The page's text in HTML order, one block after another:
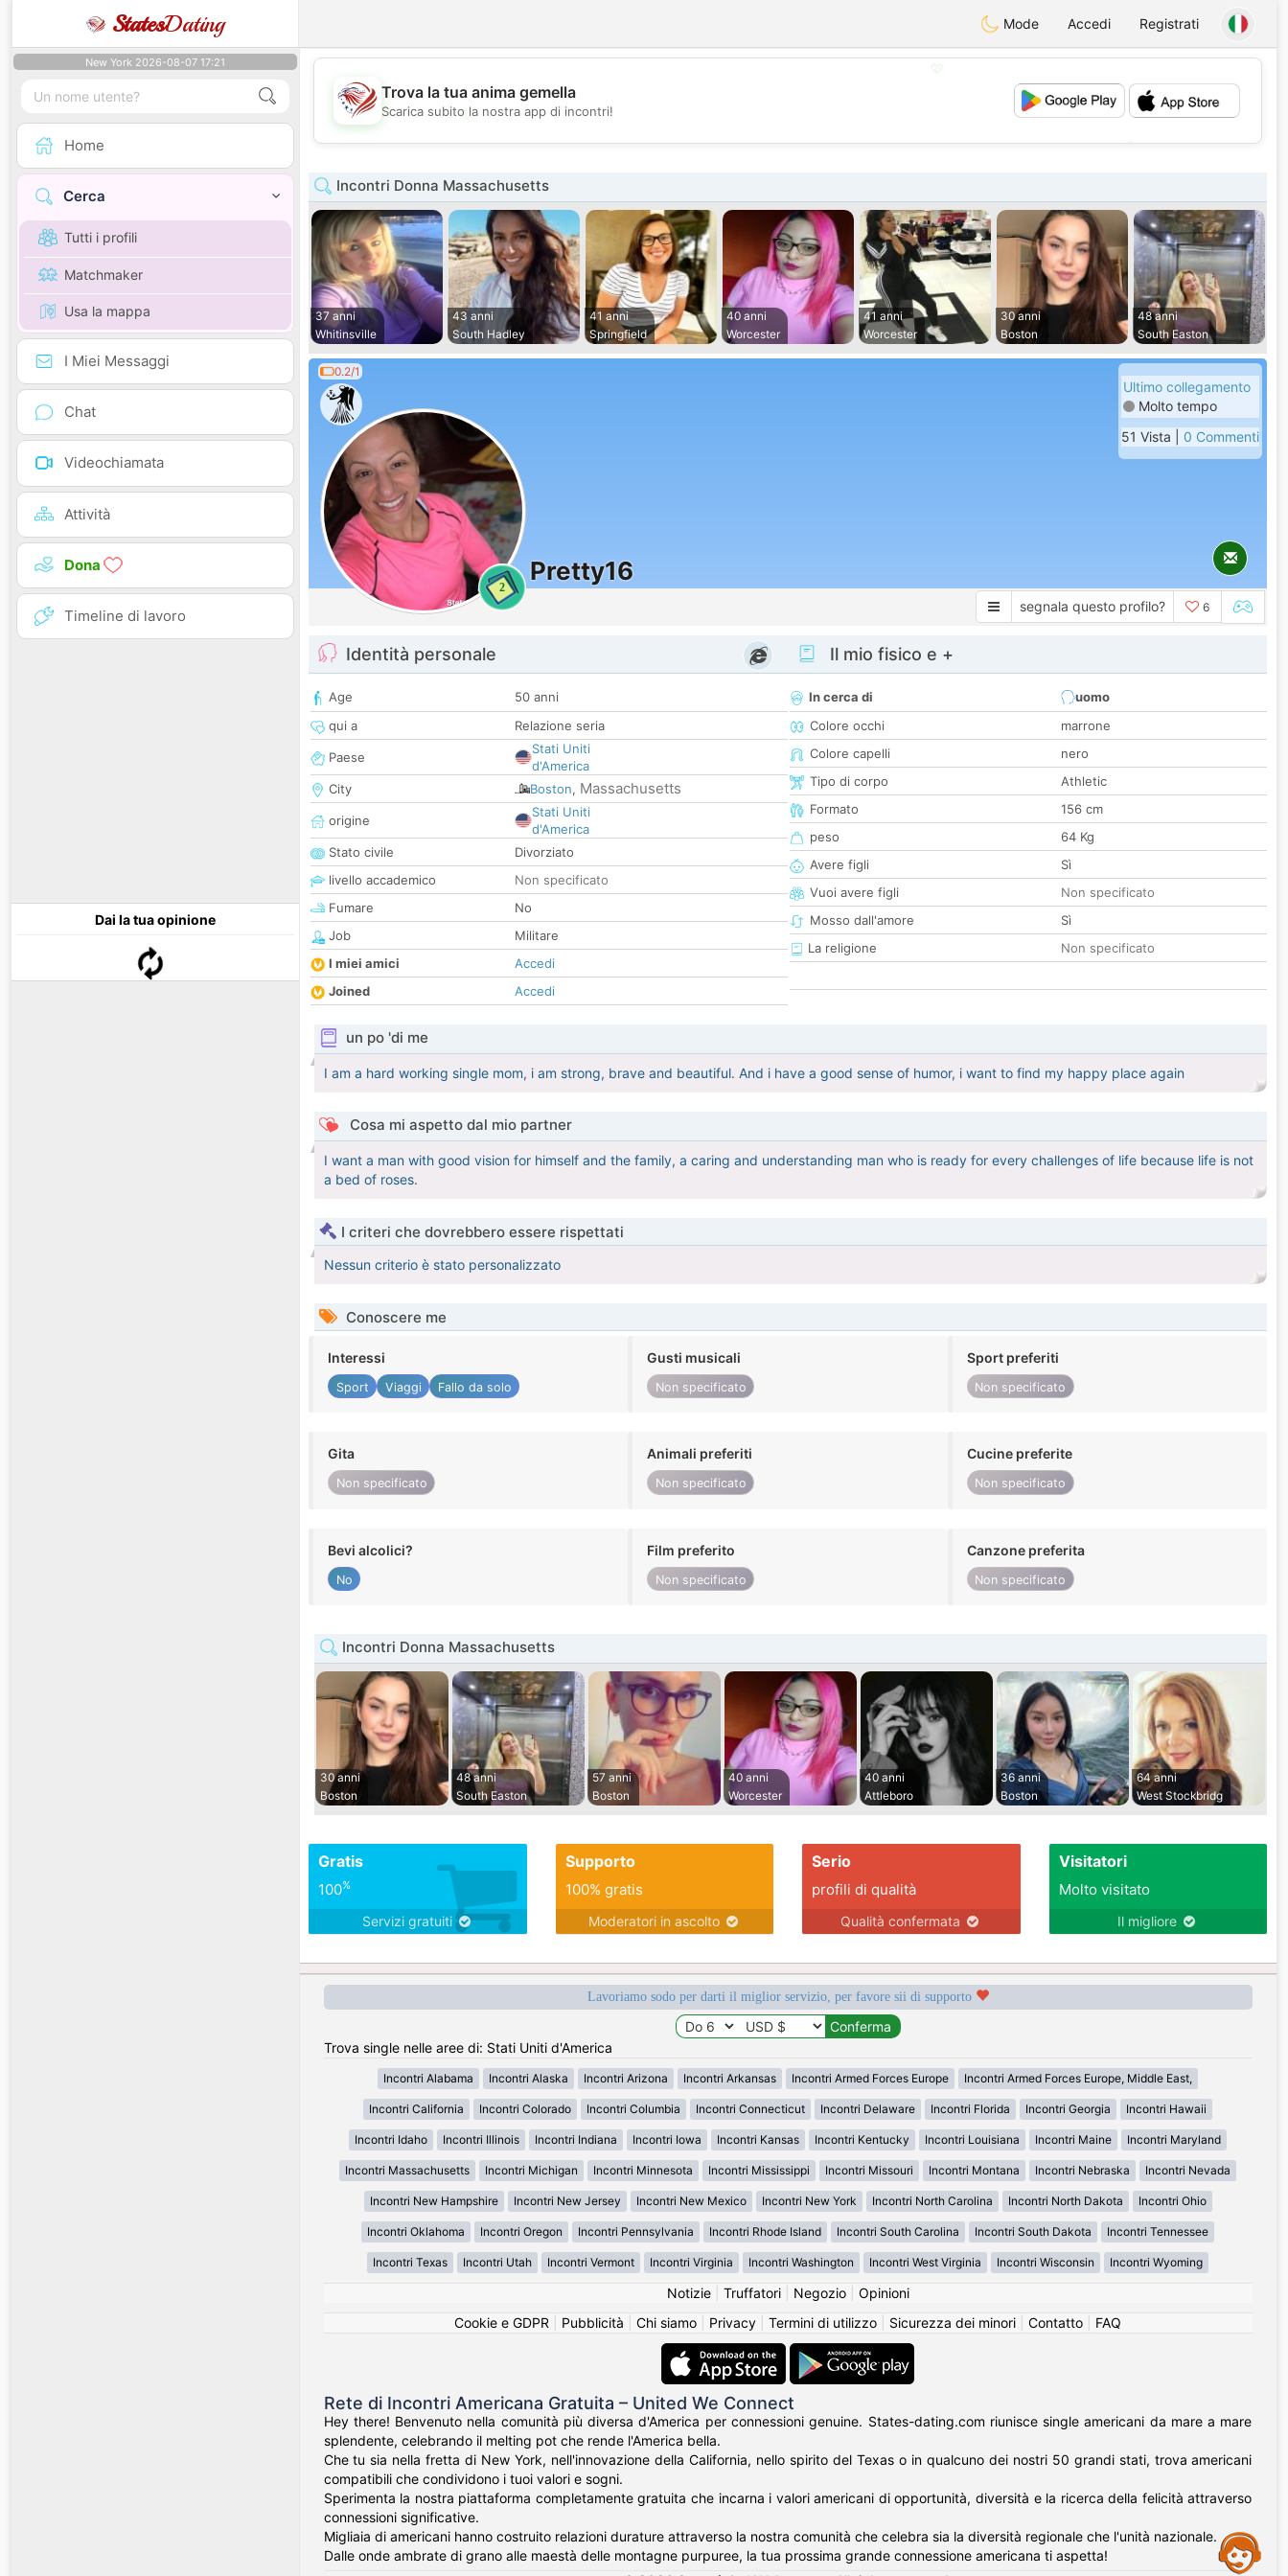
StatesDating Mode Accedi Registrati
New York 2026-08-07 17:21
Home
Cerca
Tutti i profili
Matchmaker
Usa la mappa
I Miei Messaggi
Chat
Videochiamata
Attività
Dona
Timeline di lavoro
Dai la tua opinione
💖
💕
Trova la tua anima gemella
Scarica subito la nostra app di incontri!
Incontri Donna Massachusetts
37 anni
Whitinsville
43 anni
South Hadley
41 anni
Springfield
40 anni
Worcester
41 anni
Worcester
30 anni
Boston
48 anni
South Easton
0.2/1
2
Pretty16
Ultimo collegamento
Molto tempo
51 Vista | 0 Commenti
segnala questo profilo? 6
Identità personale
Age
50 anni
qui a
Relazione seria
Paese
Stati Uniti
d'America
City
Boston, Massachusetts
origine
Stati Uniti
d'America
Stato civile
Divorziato
livello accademico
Non specificato
Fumare
No
Job
Militare
I miei amici
Accedi
Joined
Accedi
Il mio fisico e +
In cerca di
uomo
Colore occhi
marrone
Colore capelli
nero
Tipo di corpo
Athletic
Formato
156 cm
peso
64 Kg
Avere figli
Sì
Vuoi avere figli
Non specificato
Mosso dall'amore
Sì
La religione
Non specificato
un po 'di me
I am a hard working single mom, i am strong, brave and beautiful. And i have a good sense of humor, i want to find my happy place again
Cosa mi aspetto dal mio partner
I want a man with good vision for himself and the family, a caring and understanding man who is ready for every challenges of life because life is not
a bed of roses.
I criteri che dovrebbero essere rispettati
Nessun criterio è stato personalizzato
Conoscere me
Interessi
Sport Viaggi Fallo da solo
Gusti musicali
Non specificato
Sport preferiti
Non specificato
Gita
Non specificato
Animali preferiti
Non specificato
Cucine preferite
Non specificato
Bevi alcolici?
No
Film preferito
Non specificato
Canzone preferita
Non specificato
Incontri Donna Massachusetts
30 anni
Boston
48 anni
South Easton
57 anni
Boston
40 anni
Worcester
40 anni
Attleboro
36 anni
Boston
64 anni
West Stockbridg
Gratis
100%
Servizi gratuiti
Supporto
100% gratis
Moderatori in ascolto
Serio
profili di qualità
Qualità confermata
Visitatori
Molto visitato
Il migliore
Lavoriamo sodo per darti il miglior servizio, per favore sii di supporto
Trova single nelle aree di: Stati Uniti d'America
Incontri Alabama Incontri Alaska Incontri Arizona Incontri Arkansas Incontri Armed Forces Europe Incontri Armed Forces Europe, Middle East,
Incontri California Incontri Colorado Incontri Columbia Incontri Connecticut Incontri Delaware Incontri Florida Incontri Georgia Incontri Hawaii
Incontri Idaho Incontri Illinois Incontri Indiana Incontri Iowa Incontri Kansas Incontri Kentucky Incontri Louisiana Incontri Maine Incontri Maryland
Incontri Massachusetts Incontri Michigan Incontri Minnesota Incontri Mississippi Incontri Missouri Incontri Montana Incontri Nebraska Incontri Nevada
Incontri New Hampshire Incontri New Jersey Incontri New Mexico Incontri New York Incontri North Carolina Incontri North Dakota Incontri Ohio
Incontri Oklahoma Incontri Oregon Incontri Pennsylvania Incontri Rhode Island Incontri South Carolina Incontri South Dakota Incontri Tennessee
Incontri Texas Incontri Utah Incontri Vermont Incontri Virginia Incontri Washington Incontri West Virginia Incontri Wisconsin Incontri Wyoming
Notizie| Truffatori| Negozio| Opinioni
Cookie e GDPR
Pubblicità Chi siamo Privacy Termini di utilizzo Sicurezza dei minori Contatto FAQ
Rete di Incontri Americana Gratuita – United We Connect
Hey there! Benvenuto nella comunità più diversa d'America per connessioni genuine. States-dating.com riunisce single americani da mare a mare
splendente, celebrando il melting pot che rende l'America bella.
Che tu sia nella fretta di New York, nell'innovazione della California, nello spirito del Texas o in qualcuno dei nostri 50 grandi stati, trova americani
compatibili che condividono i tuoi valori e sogni.
Sperimenta la nostra piattaforma completamente gratuita che incarna i valori americani di opportunità, diversità e la ricerca della felicità attraverso
connessioni significative.
Migliaia di americani hanno costruito relazioni durature attraverso la nostra comunità che celebra sia la diversità regionale che l'unità nazionale.
Dalle onde ambrate di grano alle maestà delle montagne purpuree, la tua prossima grande connessione americana ti aspetta!
Assistance